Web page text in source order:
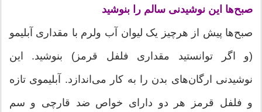
صبح‌ها این نوشیدنی سالم را بنوشید
صبح‌ها پیش از هرچیز یک لیوان آب ولرم با مقداری آبلیمو
(و اگر توانستید مقداری فلفل قرمز) بنوشید. این
نوشیدنی ارگان‌های بدن را به کار می‌اندازد. آبلیموی تازه
و فلفل قرمز هر دو دارای خواص ضد قارچی و سم